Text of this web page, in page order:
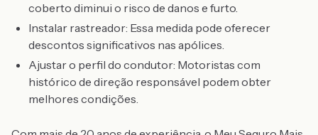
coberto diminui o risco de danos e furto.
Instalar rastreador: Essa medida pode oferecer
descontos significativos nas apólices.
Ajustar o perfil do condutor: Motoristas com
histórico de direção responsável podem obter
melhores condições.